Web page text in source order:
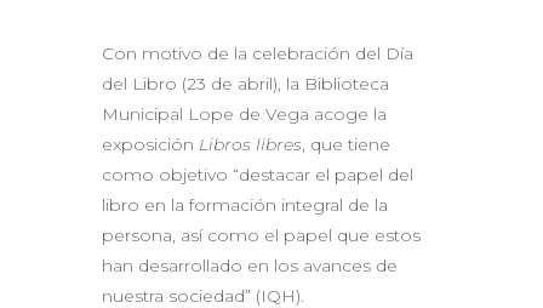
Con motivo de la celebración del Día
del Libro (23 de abril), la Biblioteca
Municipal Lope de Vega acoge la
exposición Libros libres, que tiene
como objetivo “destacar el papel del
libro en la formación integral de la
persona, así como el papel que estos
han desarrollado en los avances de
nuestra sociedad” (IQH).